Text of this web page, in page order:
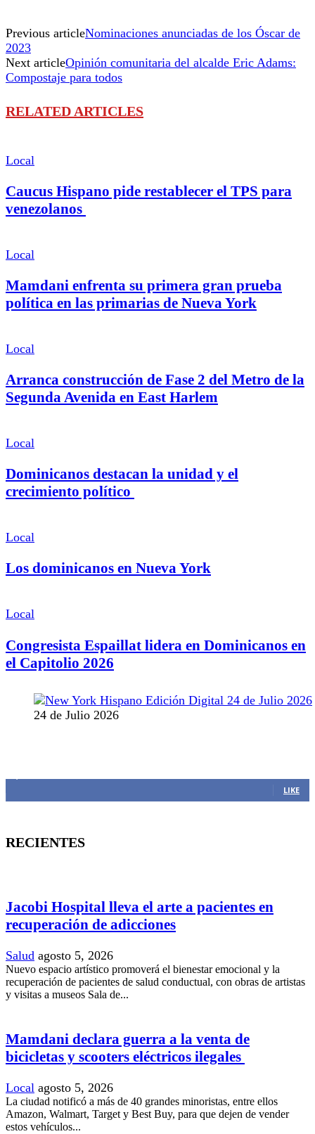
Previous articleNominaciones anunciadas de los Óscar de
2023
Next articleOpinión comunitaria del alcalde Eric Adams:
Compostaje para todos
RELATED ARTICLES
Local
Caucus Hispano pide restablecer el TPS para
venezolanos
Local
Mamdani enfrenta su primera gran prueba
política en las primarias de Nueva York
Local
Arranca construcción de Fase 2 del Metro de la
Segunda Avenida en East Harlem
Local
Dominicanos destacan la unidad y el
crecimiento político
Local
Los dominicanos en Nueva York
Local
Congresista Espaillat lidera en Dominicanos en
el Capitolio 2026
24 de Julio 2026
LIKE
RECIENTES
Jacobi Hospital lleva el arte a pacientes en
recuperación de adicciones
Salud agosto 5, 2026
Nuevo espacio artístico promoverá el bienestar emocional y la
recuperación de pacientes de salud conductual, con obras de artistas
y visitas a museos Sala de...
Mamdani declara guerra a la venta de
bicicletas y scooters eléctricos ilegales
Local agosto 5, 2026
La ciudad notificó a más de 40 grandes minoristas, entre ellos
Amazon, Walmart, Target y Best Buy, para que dejen de vender
estos vehículos...